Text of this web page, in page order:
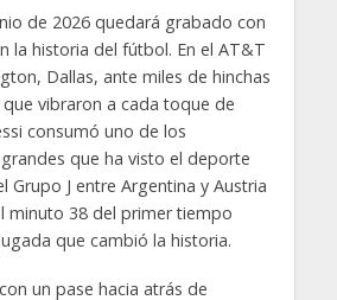
de 2026 quedará grabado con
la historia del fútbol. En el AT&T
Dallas, ante miles de hinchas
vibraron a cada toque de
consumó uno de los
que ha visto el deporte
Grupo J entre Argentina y Austria
minuto 38 del primer tiempo
que cambió la historia.
un pase hacia atrás de